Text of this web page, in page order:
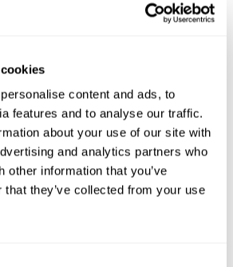
content and ads, to
features and to analyse our traffic.
about your use of our site with
and analytics partners who
other information that you’ve
that they’ve collected from your use
。 他们看到了创造游戏的机会，不仅可以
戏，而且还引入了一种新的现代方法来玩
”智力游戏如何提高我
宠物之类的游戏会刺激特定的神经激活模
练这种模式有助于神经回路重组和恢复减
持续刺激我们的技能可以帮助创造新的突
和改善认知功能。 找到你的宠物游戏可
描和集中注意力相关的技能。